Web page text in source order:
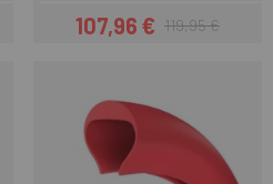
Preis
107,96 €Regulärer Preis
119,95 €